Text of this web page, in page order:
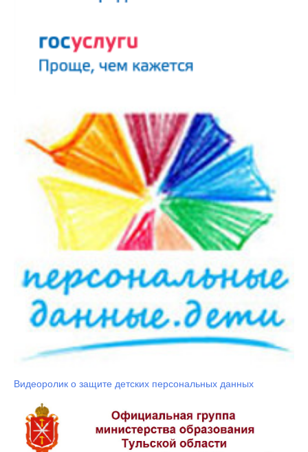
Видеоролик о защите детских персональных данных